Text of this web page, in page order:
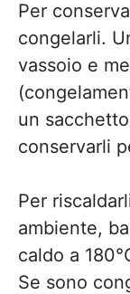
Per
congelarli.
vassoio e
un
conservarli
Per
ambiente,
caldo a
Se sono